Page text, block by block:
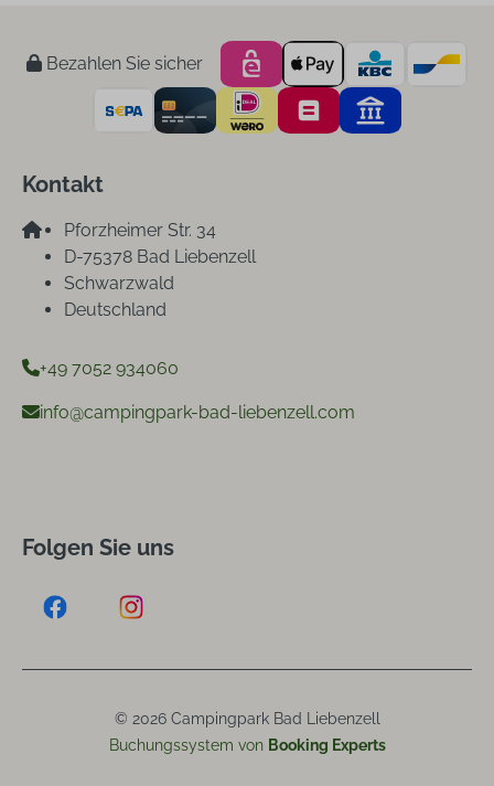
Bezahlen Sie sicher
Kontakt
Pforzheimer Str. 34
D-75378 Bad Liebenzell
Schwarzwald
Deutschland
+49 7052 934060
info@campingpark-bad-liebenzell.com
Folgen Sie uns
© 2026 Campingpark Bad Liebenzell
Buchungssystem von Booking Experts